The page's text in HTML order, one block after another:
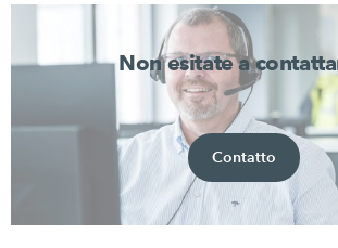
Non esitate a
Contatto